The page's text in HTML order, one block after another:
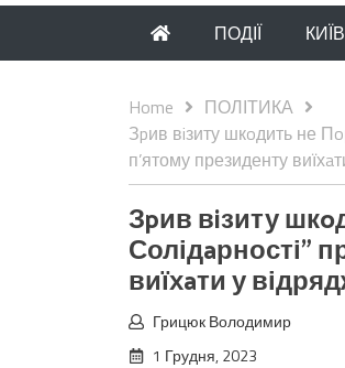
ПОДІЇ КИЇВ
Home
ПОЛІТИКА
Зpив вiзиту шкoдить не
п’ятому президенту
Зpив вiзиту
Солідaрності”
виїхaти у
Грицюк Володимир
1 Грудня, 2023